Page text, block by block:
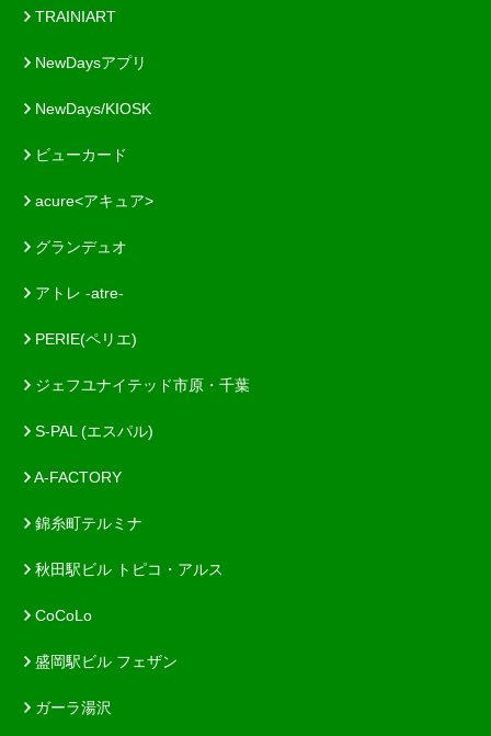
TRAINIART
NewDaysアプリ
NewDays/KIOSK
ビューカード
acure<アキュア>
グランデュオ
アトレ -atre-
PERIE(ペリエ)
ジェフユナイテッド市原・千葉
S-PAL (エスパル)
A-FACTORY
錦糸町テルミナ
秋田駅ビル トピコ・アルス
CoCoLo
盛岡駅ビル フェザン
ガーラ湯沢